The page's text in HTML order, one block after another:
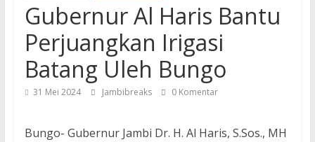
Gubernur Al Haris Bantu
Perjuangkan Irigasi
Batang Uleh Bungo
31 Mei 2024 Jambibreaks 0 Komentar
Bungo- Gubernur Jambi Dr. H. Al Haris, S.Sos., MH